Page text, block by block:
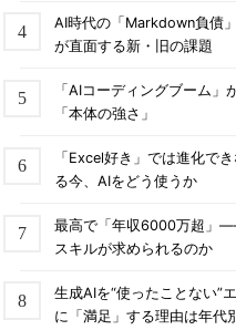
AI時代の「Markdown負債
が直面する新・旧の課題
「AIコーディングブーム
「本体の強さ」
「Excel好き」では進化で
る今、AIをどう使うか
最高で「年収6000万超」
スキルが求められるのか
生成AIを“使ったことない
に「満足」する理由は年代